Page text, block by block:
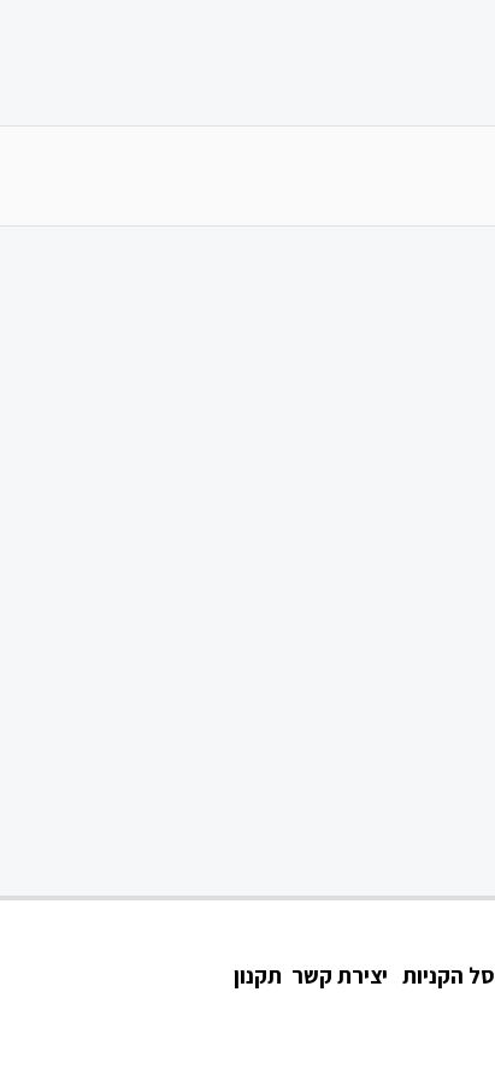
סל הקניות יצירת קשר תקנון